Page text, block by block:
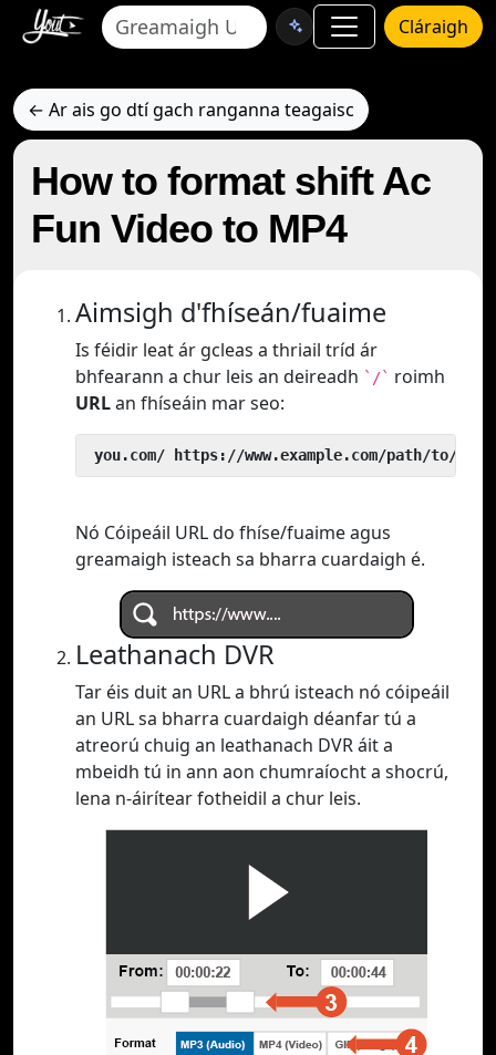
Cláraigh
← Ar ais go dtí gach ranganna teagaisc
How to format shift Ac
Fun Video to MP4
Aimsigh d'fhíseán/fuaime
Is féidir leat ár gcleas a thriail tríd ár
bhfearann a chur leis an deireadh `/` roimh
URLan fhíseáin mar seo:
you.com/ https://www.example.com/path/to/
Nó Cóipeáil URL do fhíse/fuaime agus
greamaigh isteach sa bharra cuardaigh é.
Leathanach DVR
Tar éis duit an URL a bhrú isteach nó cóipeáil
an URL sa bharra cuardaigh déanfar tú a
atreorú chuig an leathanach DVR áit a
mbeidh tú in ann aon chumraíocht a shocrú,
lena n-áirítear fotheidil a chur leis.